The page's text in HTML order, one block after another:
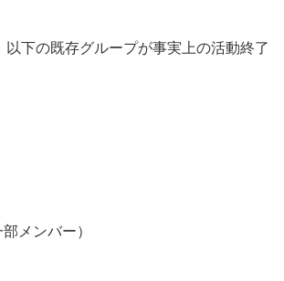
以下の既存グループが事実上の活動終了
メンバー）